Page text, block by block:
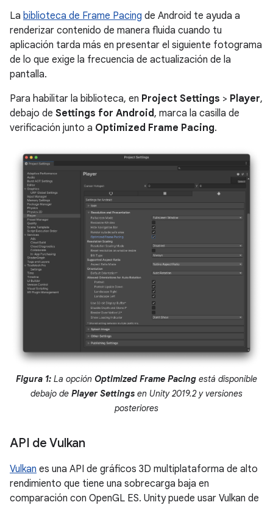
La biblioteca de Frame Pacing de Android te ayuda a
renderizar contenido de manera fluida cuando tu
aplicación tarda más en presentar el siguiente fotograma
de lo que exige la frecuencia de actualización de la
pantalla.
Para habilitar la biblioteca, en Project Settings > Player,
debajo de Settings for Android, marca la casilla de
verificación junto a Optimized Frame Pacing.
Figura 1: La opción Optimized Frame Pacing está disponible
debajo de Player Settings en Unity 2019.2 y versiones
posteriores
API de Vulkan
Vulkan es una API de gráficos 3D multiplataforma de alto
rendimiento que tiene una sobrecarga baja en
comparación con OpenGL ES. Unity puede usar Vulkan de